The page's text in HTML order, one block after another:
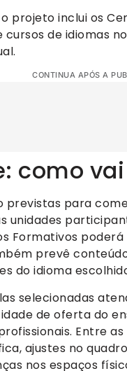
projeto inclui os
de idiomas
CONTINUA APÓS A
como
previstas para
unidades
Formativos
prevê
do idioma
selecionadas
de oferta do
Entre
ajustes no
nos espaços